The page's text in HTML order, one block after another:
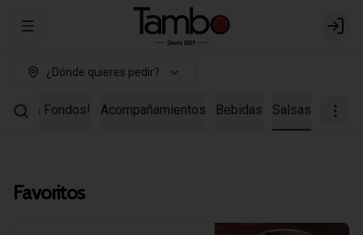
Abrir menu de navegación Login
¿Dónde quieres pedir?
Fondos! Acompañamientos Bebidas Salsas
Favoritos